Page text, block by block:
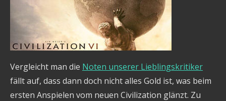
Vergleicht man die Noten unserer Lieblingskritiker
fällt auf, dass dann doch nicht alles Gold ist, was beim
ersten Anspielen vom neuen Civilization glänzt. Zu